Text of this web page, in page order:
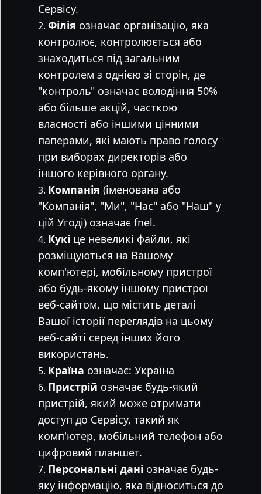
Сервісу.
Філія означає організацію, яка
контролює, контролюється або
знаходиться під загальним
контролем з однією зі сторін, де
"контроль" означає володіння 50%
або більше акцій, часткою
власності або іншими цінними
паперами, які мають право голосу
при виборах директорів або
іншого керівного органу.
Компанія (іменована або
"Компанія", "Ми", "Нас" або "Наш" у
цій Угоді) означає fnel.
Кукі це невеликі файли, які
розміщуються на Вашому
комп'ютері, мобільному пристрої
або будь-якому іншому пристрої
веб-сайтом, що містить деталі
Вашої історії переглядів на цьому
веб-сайті серед інших його
використань.
Країна означає: Україна
Пристрій означає будь-який
пристрій, який може отримати
доступ до Сервісу, такий як
комп'ютер, мобільний телефон або
цифровий планшет.
Персональні дані означає будь-
яку інформацію, яка відноситься до